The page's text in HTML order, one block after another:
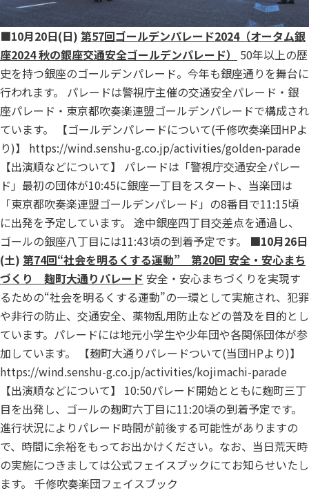
■10月20日(日) 第57回ゴールデンパレード2024（オータム銀
座2024 秋の銀座交通安全ゴールデンパレード）
50年以上の歴
史を持つ銀座のゴールデンパレード。今年も銀座通りを舞台に
行われます。 パレードは警視庁主催の交通安全パレード・銀
座パレード・東京都吹奏楽連盟ゴールデンパレードで構成され
ています。 【ゴールデンパレードについて(千修吹奏楽団HPよ
り)】 https://wind.senshu-g.co.jp/activities/golden-parade
【出演順などについて】 パレードは「警視庁交通安全パレー
ド」最初の団体が10:45に銀座一丁目をスタート、当楽団は
「東京都吹奏楽連盟ゴールデンパレード」の8番目で11:15頃
に出発を予定しています。 途中銀座四丁目交差点を通過し、
ゴールの銀座八丁目には11:43頃の到着予定です。 ■10月26日
(土) 第74回“社会を明るくする運動” 第20回 安全・安心まち
づくり 麹町大通りパレード 安全・安心まちづくりを実現す
るための“社会を明るくする運動”の一環として実施され、犯罪
や非行の防止、交通安全、薬物乱用防止などの普及を目的とし
ています。パレードには地元小学生や少年団や各関係団体が参
加しています。 【麹町大通りパレードついて(当団HPより)】
https://wind.senshu-g.co.jp/activities/kojimachi-parade
【出演順などについて】 10:50パレード開始とともに麹町三丁
目を出発し、ゴールの麹町六丁目に11:20頃の到着予定です。
進行状況によりパレード時間が前後する可能性がありますの
で、時間に余裕をもってお出かけください。なお、当日荒天時
の実施につきましては公式フェイスブックにてお知らせいたし
ます。 千修吹奏楽団フェイスブック